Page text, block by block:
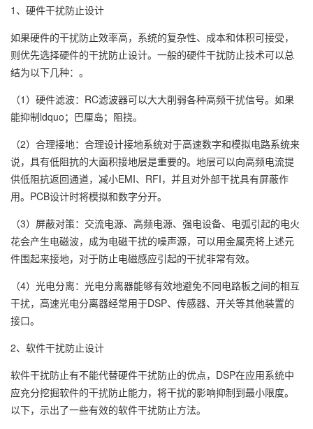
1、硬件干扰防止设计
如果硬件的干扰防止效率高，系统的复杂性、成本和体积可接受，
则优先选择硬件的干扰防止设计。一般的硬件干扰防止技术可以总
结为以下几种：。
（1）硬件滤波：RC滤波器可以大大削弱各种高频干扰信号。如果
能抑制ldquo；巴厘岛；阻挠。
（2）合理接地：合理设计接地系统对于高速数字和模拟电路系统来
说，具有低阻抗的大面积接地层是重要的。地层可以向高频电流提
供低阻抗返回通道，减小EMI、RFI，并且对外部干扰具有屏蔽作
用。PCB设计时将模拟和数字分开。
（3）屏蔽对策：交流电源、高频电源、强电设备、电弧引起的电火
花会产生电磁波，成为电磁干扰的噪声源，可以用金属壳将上述元
件围起来接地，对于防止电磁感应引起的干扰非常有效。
（4）光电分离：光电分离器能够有效地避免不同电路板之间的相互
干扰，高速光电分离器经常用于DSP、传感器、开关等其他装置的
接口。
2、软件干扰防止设计
软件干扰防止有不能代替硬件干扰防止的优点，DSP在应用系统中
应充分挖掘软件的干扰防止能力，将干扰的影响抑制到最小限度。
以下，示出了一些有效的软件干扰防止方法。